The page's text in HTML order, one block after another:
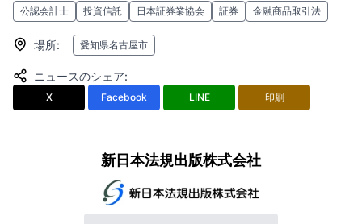
公認会計士 投資信託 日本証券業協会 証券 金融商品取引法
場所: 愛知県名古屋市
ニュースのシェア:
X Facebook LINE 印刷
新日本法規出版株式会社